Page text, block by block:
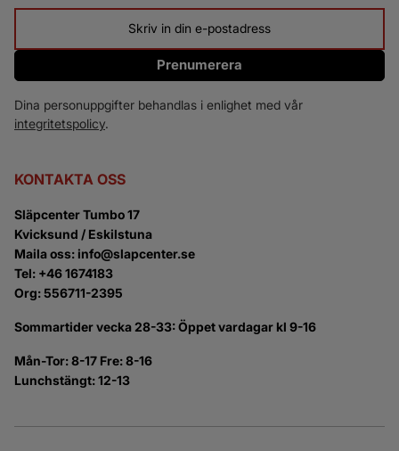
Prenumerera
Dina personuppgifter behandlas i enlighet med vår
integritetspolicy.
KONTAKTA OSS
Släpcenter Tumbo 17
Kvicksund / Eskilstuna
Maila oss: info@slapcenter.se
Tel: +46 1674183
Org: 556711-2395
Sommartider vecka 28-33: Öppet vardagar kl 9-16
Mån-Tor: 8-17 Fre: 8-16
Lunchstängt: 12-13